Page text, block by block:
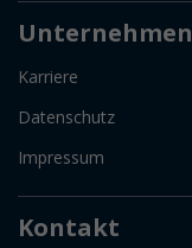
Unternehmen
Karriere
Datenschutz
Impressum
Kontakt